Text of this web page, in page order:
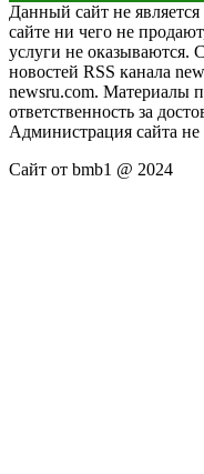
Данный сайт не
сайте ни чего не
услуги не оказываются.
новостей RSS канала
newsru.com. Материалы
ответственность за
Администрация сайта не
Сайт от bmb1 @ 2024